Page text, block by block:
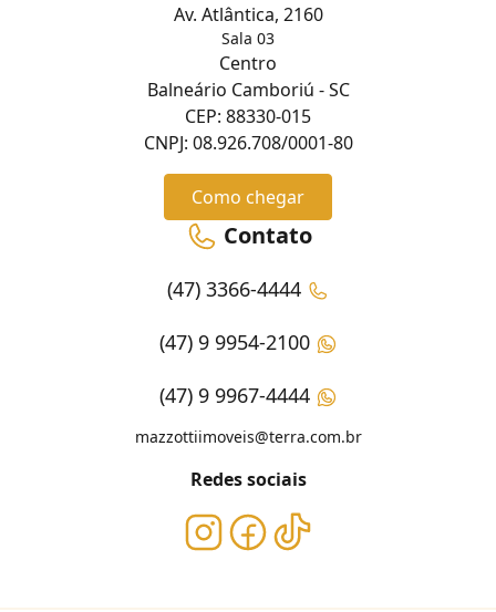
Av. Atlântica, 2160
Sala 03
Centro
Balneário Camboriú - SC
CEP: 88330-015
CNPJ: 08.926.708/0001-80
Como chegar
Contato
(47) 3366-4444
(47) 9 9954-2100
(47) 9 9967-4444
mazzottiimoveis@terra.com.br
Redes sociais